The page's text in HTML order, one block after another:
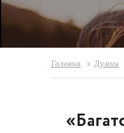
Головна Думки